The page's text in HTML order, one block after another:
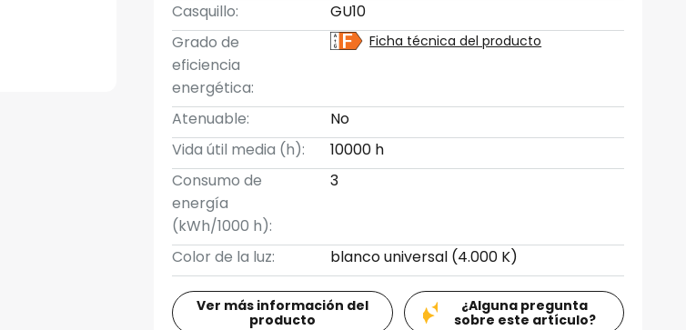
Casquillo:
GU10
Grado de
eficiencia
energética:
Ficha técnica del producto
Atenuable:
No
Vida útil media (h):
10000 h
Consumo de
energía
(kWh/1000 h):
3
Color de la luz: blanco universal (4.000 K)
Ver más información del
producto
¿Alguna pregunta
sobre este artículo?